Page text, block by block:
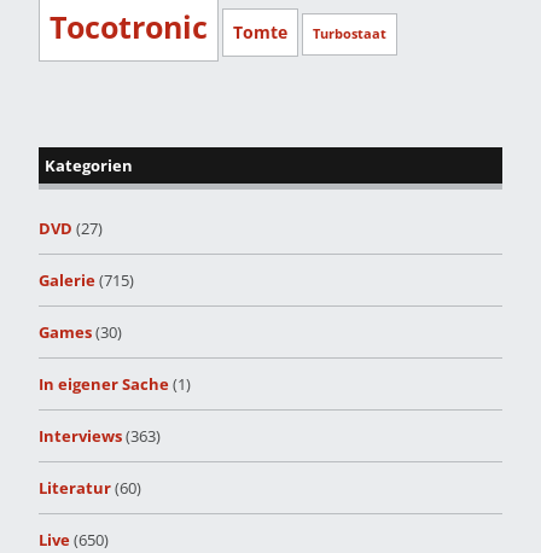
Tocotronic Tomte Turbostaat
Kategorien
DVD (27)
Galerie(715)
Games(30)
In eigener Sache(1)
Interviews(363)
Literatur(60)
Live(650)